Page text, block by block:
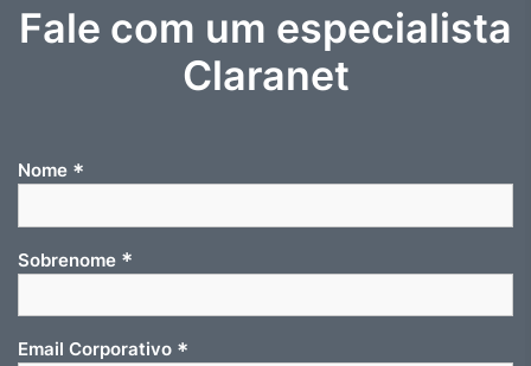
Fale com um especialista
Claranet
Nome *
Sobrenome *
Email Corporativo *